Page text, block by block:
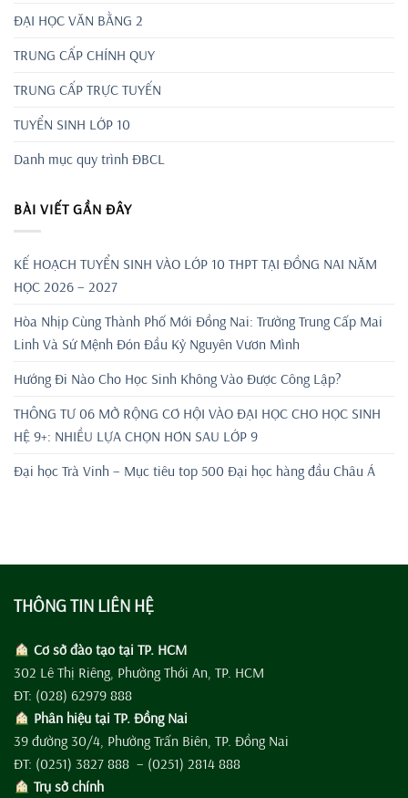
ĐẠI HỌC VĂN BẰNG 2
TRUNG CẤP CHÍNH QUY
TRUNG CẤP TRỰC TUYẾN
TUYỂN SINH LỚP 10
Danh mục quy trình ĐBCL
BÀI VIẾT GẦN ĐÂY
KẾ HOẠCH TUYỂN SINH VÀO LỚP 10 THPT TẠI ĐỒNG NAI NĂM
HỌC 2026 – 2027
Hòa Nhịp Cùng Thành Phố Mới Đồng Nai: Trường Trung Cấp Mai
Linh Và Sứ Mệnh Đón Đầu Kỷ Nguyên Vươn Mình
Hướng Đi Nào Cho Học Sinh Không Vào Được Công Lập?
THÔNG TƯ 06 MỞ RỘNG CƠ HỘI VÀO ĐẠI HỌC CHO HỌC SINH
HỆ 9+: NHIỀU LỰA CHỌN HƠN SAU LỚP 9
Đại học Trà Vinh – Mục tiêu top 500 Đại học hàng đầu Châu Á
THÔNG TIN LIÊN HỆ
Cơ sở đào tạo tại TP. HCM
302 Lê Thị Riêng, Phường Thới An, TP. HCM
ĐT: (028) 62979 888
Phân hiệu tại TP. Đồng Nai
39 đường 30/4, Phường Trấn Biên, TP. Đồng Nai
ĐT: (0251) 3827 888 – (0251) 2814 888
Trụ sở chính